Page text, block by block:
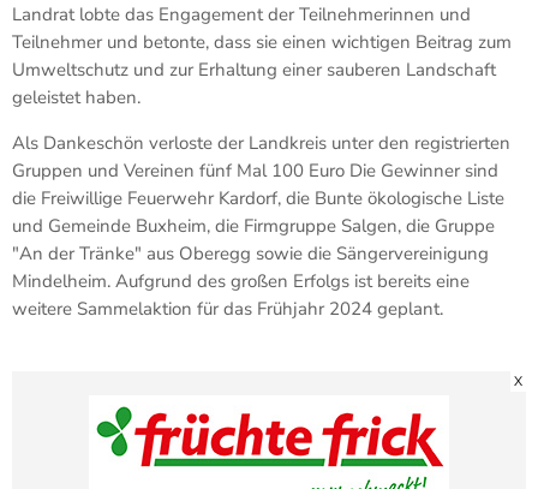
Landrat lobte das Engagement der Teilnehmerinnen und
Teilnehmer und betonte, dass sie einen wichtigen Beitrag zum
Umweltschutz und zur Erhaltung einer sauberen Landschaft
geleistet haben.
Als Dankeschön verloste der Landkreis unter den registrierten
Gruppen und Vereinen fünf Mal 100 Euro Die Gewinner sind
die Freiwillige Feuerwehr Kardorf, die Bunte ökologische Liste
und Gemeinde Buxheim, die Firmgruppe Salgen, die Gruppe
"An der Tränke" aus Oberegg sowie die Sängervereinigung
Mindelheim. Aufgrund des großen Erfolgs ist bereits eine
weitere Sammelaktion für das Frühjahr 2024 geplant.
X